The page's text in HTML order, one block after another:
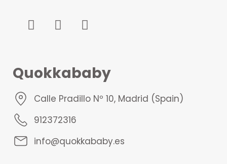
Quokkababy
Calle Pradillo Nº 10, Madrid (Spain)
912372316
info@quokkababy.es